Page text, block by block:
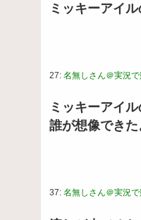
ミッキーアイ
27: 名無しさん＠実況で
ミッキーアイ
誰が想像できた
37: 名無しさん＠実況で